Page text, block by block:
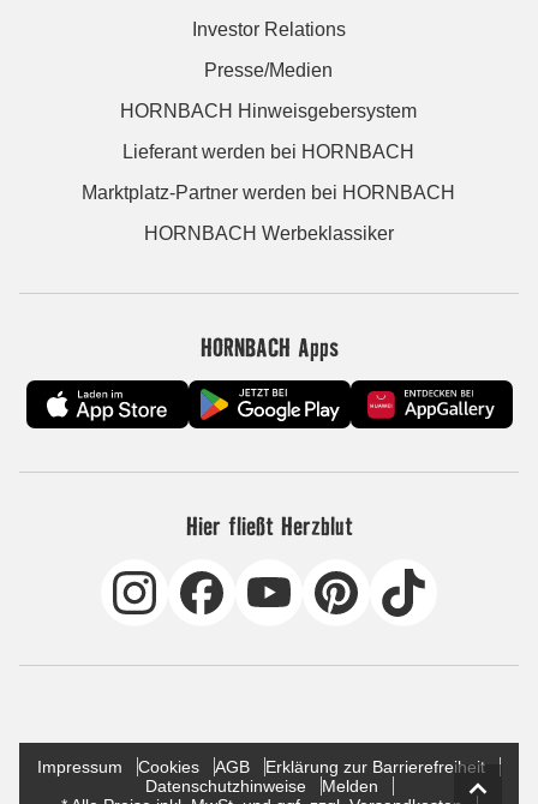
Investor Relations
Presse/Medien
HORNBACH Hinweisgebersystem
Lieferant werden bei HORNBACH
Marktplatz-Partner werden bei HORNBACH
HORNBACH Werbeklassiker
HORNBACH Apps
Hier fließt Herzblut
Impressum Cookies AGB
Erklärung zur Barrierefreiheit
Datenschutzhinweise
Melden